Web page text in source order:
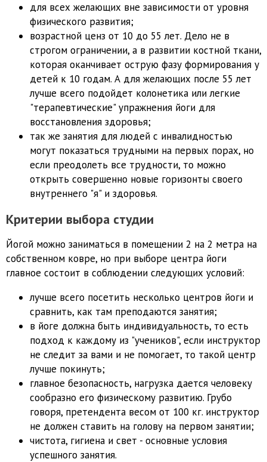
для всех желающих вне зависимости от уровня
физического развития;
возрастной ценз от 10 до 55 лет. Дело не в
строгом ограничении, а в развитии костной ткани,
которая оканчивает острую фазу формирования у
детей к 10 годам. А для желающих после 55 лет
лучше всего подойдет колонетика или легкие
"терапевтические" упражнения йоги для
восстановления здоровья;
так же занятия для людей с инвалидностью
могут показаться трудными на первых порах, но
если преодолеть все трудности, то можно
открыть совершенно новые горизонты своего
внутреннего "я" и здоровья.
Критерии выбора студии
Йогой можно заниматься в помещении 2 на 2 метра на
собственном ковре, но при выборе центра йоги
главное состоит в соблюдении следующих условий:
лучше всего посетить несколько центров йоги и
сравнить, как там преподаются занятия;
в йоге должна быть индивидуальность, то есть
подход к каждому из "учеников", если инструктор
не следит за вами и не помогает, то такой центр
лучше покинуть;
главное безопасность, нагрузка дается человеку
сообразно его физическому развитию. Грубо
говоря, претендента весом от 100 кг. инструктор
не должен ставить на голову на первом занятии;
чистота, гигиена и свет - основные условия
успешного занятия.